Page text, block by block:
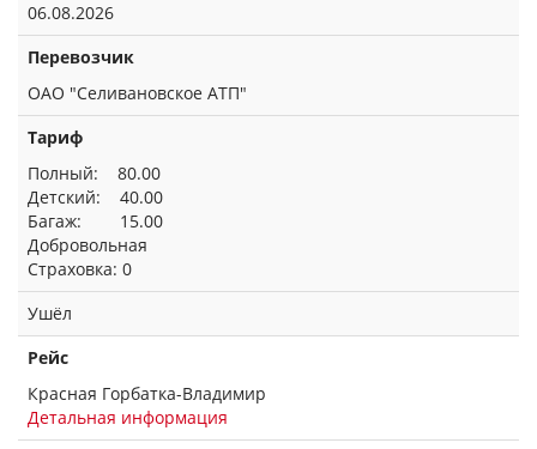
06.08.2026
Перевозчик
ОАО "Селивановское АТП"
Тариф
Полный: 80.00
Детский: 40.00
Багаж: 15.00
Добровольная
Страховка: 0
Ушёл
Рейс
Красная Горбатка-Владимир
Детальная информация